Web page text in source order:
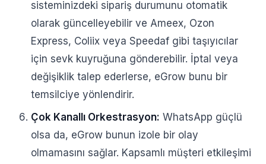
sisteminizdeki sipariş durumunu otomatik
olarak güncelleyebilir ve Ameex, Ozon
Express, Coliix veya Speedaf gibi taşıyıcılar
için sevk kuyruğuna gönderebilir. İptal veya
değişiklik talep ederlerse, eGrow bunu bir
temsilciye yönlendirir.
Çok Kanallı Orkestrasyon: WhatsApp güçlü
olsa da, eGrow bunun izole bir olay
olmamasını sağlar. Kapsamlı müşteri etkileşimi